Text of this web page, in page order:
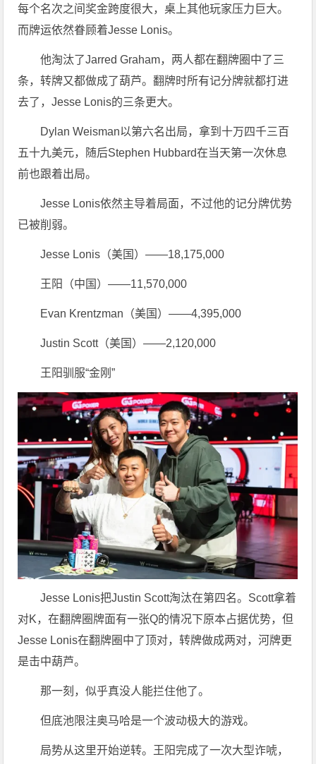
每个名次之间奖金跨度很大，桌上其他玩家压力巨大。
而牌运依然眷顾着Jesse Lonis。
他淘汰了Jarred Graham，两人都在翻牌圈中了三
条，转牌又都做成了葫芦。翻牌时所有记分牌就都打进
去了，Jesse Lonis的三条更大。
Dylan Weisman以第六名出局，拿到十万四千三百
五十九美元，随后Stephen Hubbard在当天第一次休息
前也跟着出局。
Jesse Lonis依然主导着局面，不过他的记分牌优势
已被削弱。
Jesse Lonis（美国）——18,175,000
王阳（中国）——11,570,000
Evan Krentzman（美国）——4,395,000
Justin Scott（美国）——2,120,000
王阳驯服“金刚”
Jesse Lonis把Justin Scott淘汰在第四名。Scott拿着
对K，在翻牌圈牌面有一张Q的情况下原本占据优势，但
Jesse Lonis在翻牌圈中了顶对，转牌做成两对，河牌更
是击中葫芦。
那一刻，似乎真没人能拦住他了。
但底池限注奥马哈是一个波动极大的游戏。
局势从这里开始逆转。王阳完成了一次大型诈唬，